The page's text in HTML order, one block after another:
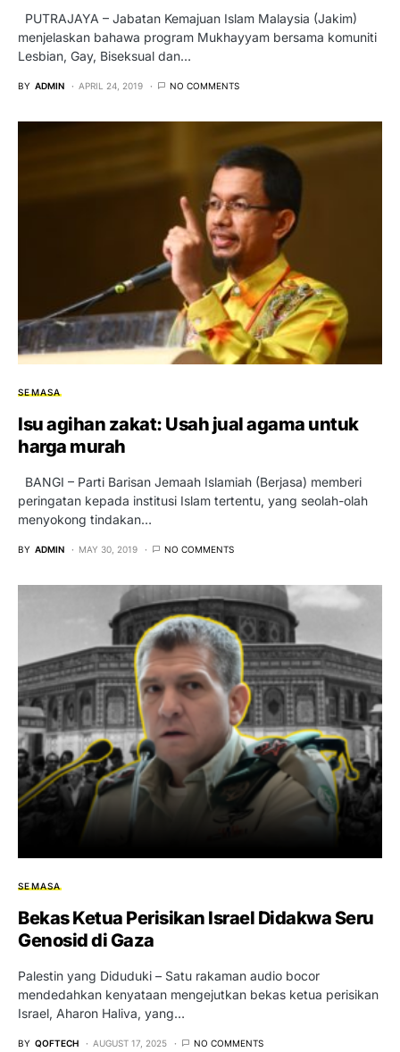
PUTRAJAYA – Jabatan Kemajuan Islam Malaysia (Jakim)
menjelaskan bahawa program Mukhayyam bersama komuniti
Lesbian, Gay, Biseksual dan…
BY ADMIN APRIL 24, 2019 NO COMMENTS
SEMASA
Isu agihan zakat: Usah jual agama untuk
harga murah
BANGI – Parti Barisan Jemaah Islamiah (Berjasa) memberi
peringatan kepada institusi Islam tertentu, yang seolah-olah
menyokong tindakan…
BY ADMIN MAY 30, 2019 NO COMMENTS
SEMASA
Bekas Ketua Perisikan Israel Didakwa Seru
Genosid di Gaza
Palestin yang Diduduki – Satu rakaman audio bocor
mendedahkan kenyataan mengejutkan bekas ketua perisikan
Israel, Aharon Haliva, yang…
BY QOFTECH AUGUST 17, 2025 NO COMMENTS